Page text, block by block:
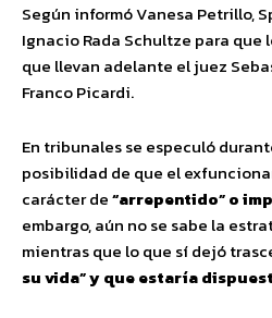
Según informó Vanesa Petrillo,
Ignacio Rada Schultze para que
que llevan adelante el juez
Franco Picardi.
En tribunales se especuló
posibilidad de que el
carácter de“arrepentido” o
embargo, aún no se sabe la
mientras que lo que sí dejó
su vida” y que estaría